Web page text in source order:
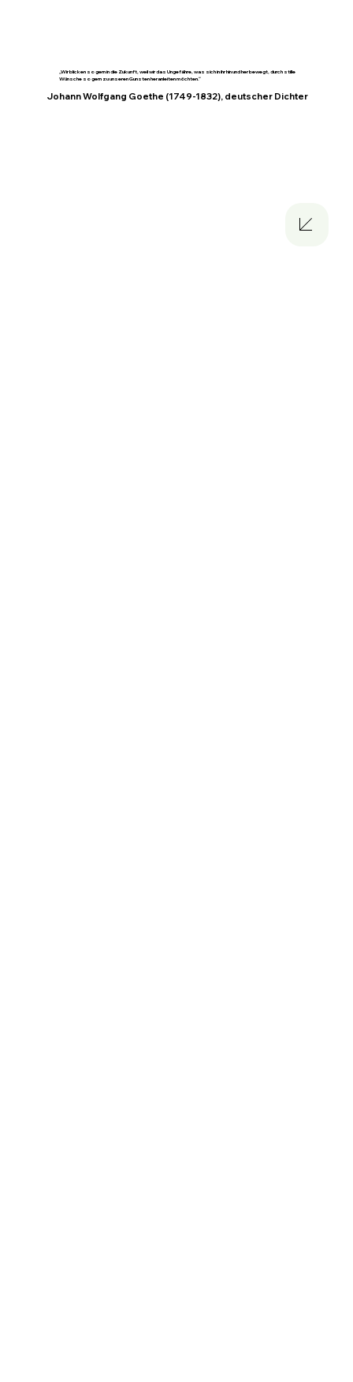
„Wir blicken so gern in die Zukunft, weil wir das Ungefähre, was sich in ihr hin und her bewegt, durch stille
Wünsche so gern zu unseren Gunsten heranleiten möchten.“
Johann Wolfgang Goethe (1749-1832), deutscher Dichter